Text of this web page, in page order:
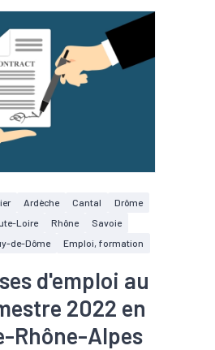
Ardèche Cantal
Drôme
Loire Rhône
Savoie
de-Dôme Emploi, formation
d'emploi au
2022 en
Rhône-Alpes